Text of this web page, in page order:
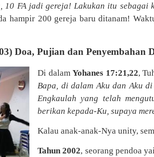
10 FA jadi gereja! Lakukan itu sebagai
hampir 200 gereja baru ditanam!
Doa, Pujian dan Penyembahan
Di dalamYohanes 17:21,22,
Bapa, di dalam Aku dan Aku
Engkaulah yang telah
berikan kepada-Ku, supaya
Kalau anak-anak-Nya unity,
Tahun 2002, seorang pendoa